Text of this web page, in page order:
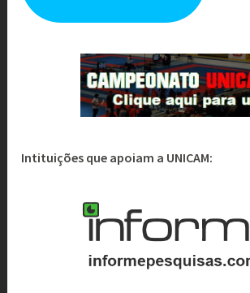
Intituições que apoiam a UNICAM: